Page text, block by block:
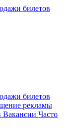
билетов
билетов
рекламы
Вакансии Часто